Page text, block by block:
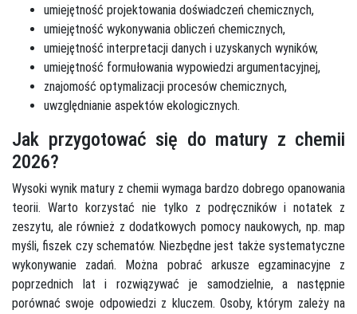
umiejętność projektowania doświadczeń chemicznych,
umiejętność wykonywania obliczeń chemicznych,
umiejętność interpretacji danych i uzyskanych wyników,
umiejętność formułowania wypowiedzi argumentacyjnej,
znajomość optymalizacji procesów chemicznych,
uwzględnianie aspektów ekologicznych.
Jak przygotować się do matury z chemii
2026?
Wysoki wynik matury z chemii wymaga bardzo dobrego opanowania
teorii. Warto korzystać nie tylko z podręczników i notatek z
zeszytu, ale również z dodatkowych pomocy naukowych, np. map
myśli, fiszek czy schematów. Niezbędne jest także systematyczne
wykonywanie zadań. Można pobrać arkusze egzaminacyjne z
poprzednich lat i rozwiązywać je samodzielnie, a następnie
porównać swoje odpowiedzi z kluczem. Osoby, którym zależy na